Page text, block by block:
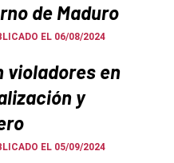
de Maduro
EL 06/08/2024
violadores en
y
EL 05/09/2024